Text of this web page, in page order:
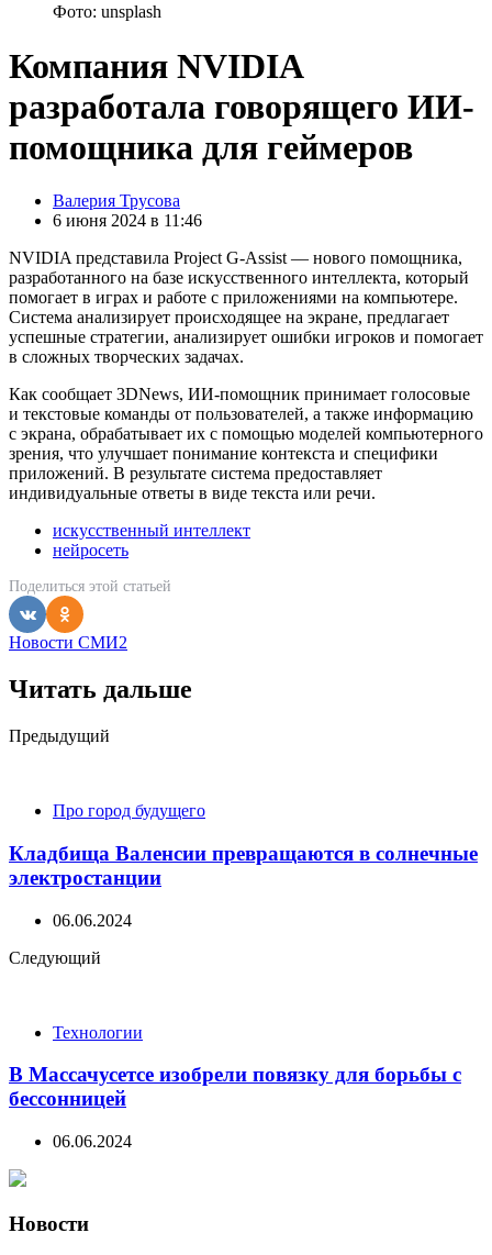
Фото: unsplash
Компания NVIDIA
разработала говорящего ИИ-
помощника для геймеров
Posted
by
Валерия Трусова
6 июня 2024 в 11:46
NVIDIA представила Project G-Assist — нового помощника,
разработанного на базе искусственного интеллекта, который
помогает в играх и работе с приложениями на компьютере.
Система анализирует происходящее на экране, предлагает
успешные стратегии, анализирует ошибки игроков и помогает
в сложных творческих задачах.
Как сообщает 3DNews, ИИ-помощник принимает голосовые
и текстовые команды от пользователей, а также информацию
с экрана, обрабатывает их с помощью моделей компьютерного
зрения, что улучшает понимание контекста и специфики
приложений. В результате система предоставляет
индивидуальные ответы в виде текста или речи.
искусственный интеллект
нейросеть
Поделиться этой статьей
Новости СМИ2
Читать дальше
Post
Предыдущий
Про город будущего
Кладбища Валенсии превращаются в солнечные
электростанции
06.06.2024
Следующий
Технологии
В Массачусетсе изобрели повязку для борьбы с
бессонницей
06.06.2024
Новости